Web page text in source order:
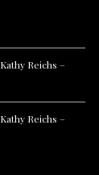
Kathy Reichs –
Kathy Reichs –